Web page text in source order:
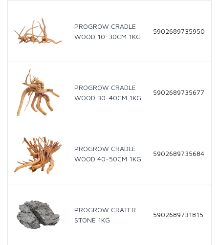
PROGROW CRADLE
WOOD 10-30CM 1KG
5902689735950
PROGROW CRADLE
WOOD 30-40CM 1KG
5902689735677
PROGROW CRADLE
WOOD 40-50CM 1KG
5902689735684
PROGROW CRATER
STONE 1KG
5902689731815